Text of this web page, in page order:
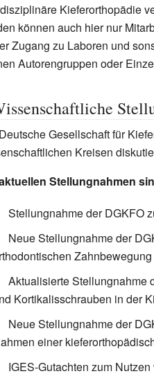
Kieferorthopädie
können auch hier nur
Zugang zu Laboren und
Autorengruppen oder
Gesellschaft für
Kreisen
Stellungnahmen
Stellungnahme der DGKFO
Neue Stellungnahme der
Zahnbewegung
Aktualisierte Stellungnahme
Kortikalisschrauben in der
Neue Stellungnahme der
einer
IGES-Gutachten zum